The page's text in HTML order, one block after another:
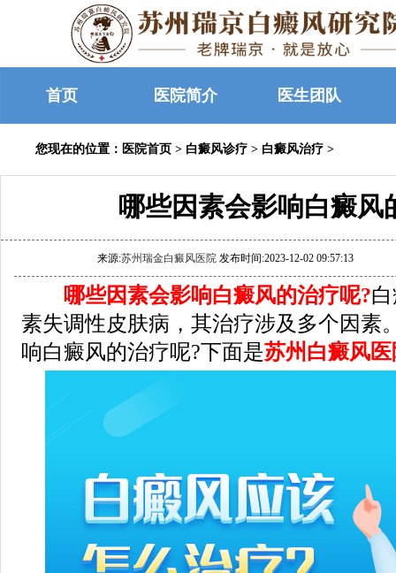
首页 医院简介 医生团队
您现在的位置： 医院首页 > 白癜风诊疗 > 白癜风治疗 >
哪些因素会影响白癜风
来源:苏州瑞金白癜风医院 发布时间:2023-12-02 09:57:13
哪些因素会影响白癜风的治疗呢?
素失调性皮肤病，其治疗涉及多个因素
响白癜风的治疗呢?下面是苏州白癜风医